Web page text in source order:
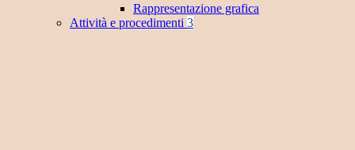
Rappresentazione grafica
Attività e procedimenti 3